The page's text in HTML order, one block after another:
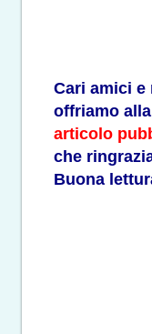
Cari amici
offriamo
articolo
che
Buona